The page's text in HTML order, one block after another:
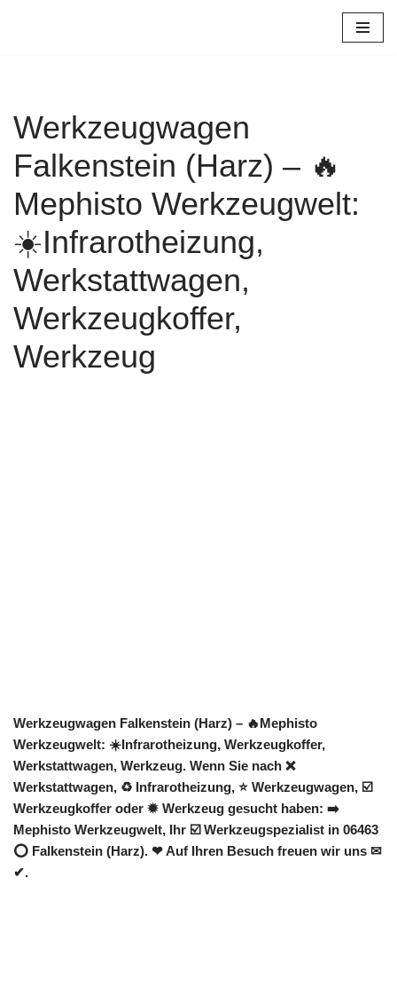
Werkzeugwagen
Falkenstein (Harz) – 🔥
Mephisto Werkzeugwelt:
☀️Infrarotheizung,
Werkstattwagen,
Werkzeugkoffer,
Werkzeug
Werkzeugwagen Falkenstein (Harz) – 🔥Mephisto
Werkzeugwelt: ☀️Infrarotheizung, Werkzeugkoffer,
Werkstattwagen, Werkzeug. Wenn Sie nach ❌
Werkstattwagen, ♻ Infrarotheizung, ⭐ Werkzeugwagen, ☑️
Werkzeugkoffer oder ✹ Werkzeug gesucht haben: ➡️
Mephisto Werkzeugwelt, Ihr ☑️ Werkzeugspezialist in 06463
⭕ Falkenstein (Harz). ❤ Auf Ihren Besuch freuen wir uns ✉
✔.